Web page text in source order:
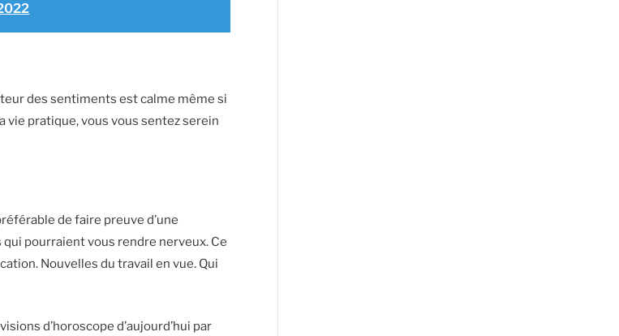
des sentiments est calme même si
vie pratique, vous vous sentez serein
de faire preuve d’une
pourraient vous rendre nerveux. Ce
Nouvelles du travail en vue. Qui
d’horoscope d’aujourd’hui par